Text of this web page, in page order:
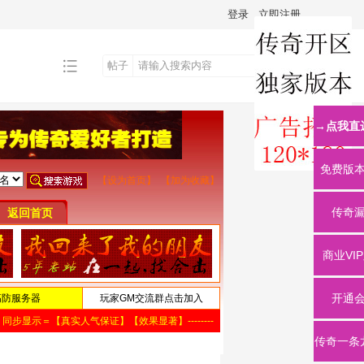
登录 立即注册
帖子
搜
索
→点我直
免费版
传奇
商业
开通
传奇一条